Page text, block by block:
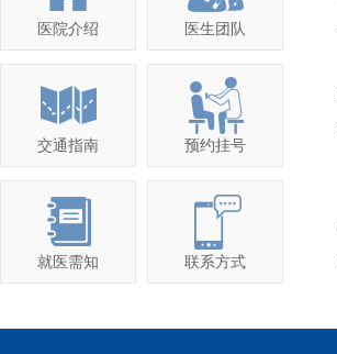
医院介绍 医生团队
交通指南 预约挂号
就医需知 联系方式